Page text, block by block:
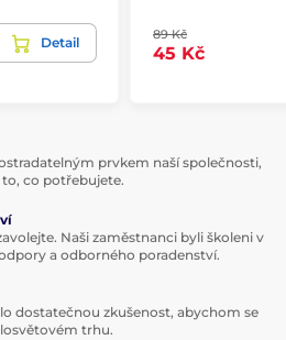
Detail 89 Kč
45 Kč
prvkem naší společnosti,
co potřebujete.
Naši zaměstnanci byli školeni v
a odborného poradenství.
dostatečnou zkušenost, abychom se
trhu.